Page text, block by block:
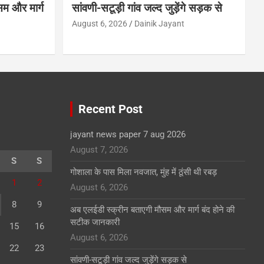
और मार्ग
सांवणी-सटूड़ी गांव जल्द जुड़ेंगे सड़क से
August 6, 2026 Dainik Jayant
S S
1 2
8 9
15 16
22 23
Recent Post
jayant news paper 7 aug 2026
August 7, 2026
गोशाला के पास मिला नवजात, मुंह में ठूंसी थी रबड़
August 6, 2026
अब एलईडी स्क्रीन बताएगी मौसम और मार्ग बंद होने की
सटीक जानकारी
August 6, 2026
सांवणी-सटूड़ी गांव जल्द जुड़ेंगे सड़क से